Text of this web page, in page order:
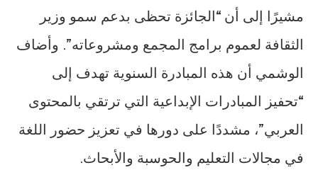
مشيرًا إلى أن “الجائزة تحظى بدعم سمو وزير
الثقافة لعموم برامج المجمع ومشروعاته”. وأضاف
الوشمي أن هذه المبادرة السنوية تهدف إلى
“تحفيز المبادرات الإبداعية التي ترتقي بالمحتوى
العربي”، مشددًا على دورها في تعزيز حضور اللغة
في مجالات التعليم والحوسبة والأبحاث.